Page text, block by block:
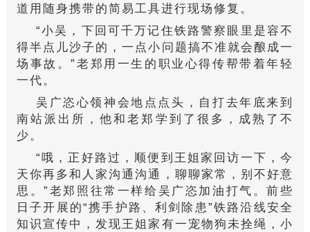
道用随身携带的简易工具进行现场修复。
“小吴 ，下回可千万记住铁路警察眼里是容不
得半点儿沙子的，一点小问题搞不准就会酿成一
场事故。”老郑用一生的职业心得传帮带着年轻
一代。
吴广恣心领神会地点点头，自打去年底来到
南站派出所，他和老郑学到了很多，成熟了不
少。
“哦，正好路过，顺便到王姐家回访一下，今
天你再多和人家沟通沟通，聊聊家常，别不好意
思。”老郑照往常一样给吴广恣加油打气。前些
日子开展的“携手护路、利剑除患”铁路沿线安全
知识宣传中，发现王姐家有一宠物狗未拴绳，小